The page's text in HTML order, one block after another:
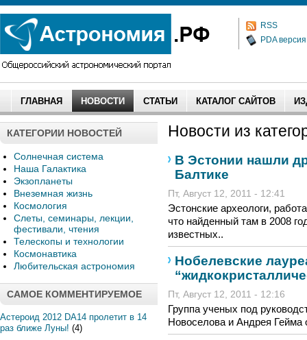
RSS
PDA версия
ГЛАВНАЯ НОВОСТИ СТАТЬИ КАТАЛОГ САЙТОВ
КАТЕГОРИИ НОВОСТЕЙ
Солнечная система
Наша Галактика
Экзопланеты
Внеземная жизнь
Космология
Слеты, семинары, лекции,
фестивали, чтения
Телескопы и технологии
Космонавтика
Любительская астрономия
САМОЕ КОММЕНТИРУЕМОЕ
Астероид 2012 DA14 пролетит в 14
раз ближе Луны! (4)
Новости из
В Эстонии нашли
Балтике
Пт, Август 12, 2011 - 12:41
Эстонские археологи,
что найденный там в 2008
известных..
Нобелевские
Пт, Август 12, 2011 - 12:16
Группа ученых под
Новоселова и Андрея Гейма